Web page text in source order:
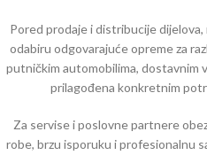
Pored prodaje i distribucije
odabiru odgovarajuće opreme za
putničkim automobilima, dostavnim
prilagođena konkretnim
Za servise i poslovne partnere
robe, brzu isporuku i profesionalnu